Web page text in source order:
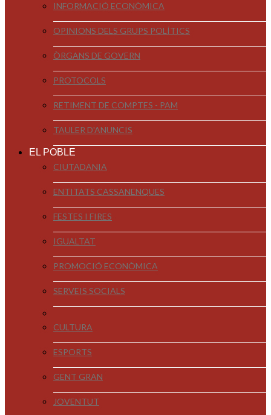
INFORMACIÓ ECONÒMICA
OPINIONS DELS GRUPS POLÍTICS
ÒRGANS DE GOVERN
PROTOCOLS
RETIMENT DE COMPTES - PAM
TAULER D'ANUNCIS
EL POBLE
CIUTADANIA
ENTITATS CASSANENQUES
FESTES I FIRES
IGUALTAT
PROMOCIÓ ECONÒMICA
SERVEIS SOCIALS
CULTURA
ESPORTS
GENT GRAN
JOVENTUT